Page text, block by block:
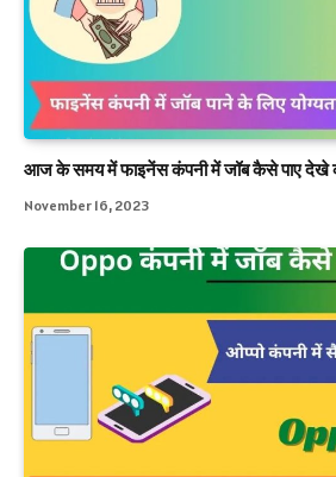
आज के समय में फाइनेंस कंपनी में जॉब कैसे पाए देखे
November 16, 2023